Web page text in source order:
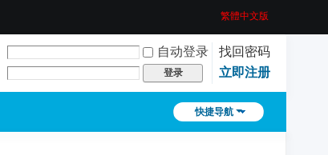
繁體中文版
自动登录
找回密码
登录 立即注册
快捷导航